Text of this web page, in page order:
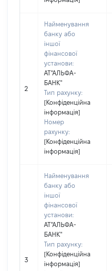
2
Найменування
банку або
іншої
фінансової
установи:
АТ"АЛЬФА-
БАНК"
Тип рахунку:
[Конфіденційна
інформація]
Номер
рахунку:
[Конфіденційна
інформація]
3
Найменування
банку або
іншої
фінансової
установи:
АТ"АЛЬФА-
БАНК"
Тип рахунку:
[Конфіденційна
інформація]